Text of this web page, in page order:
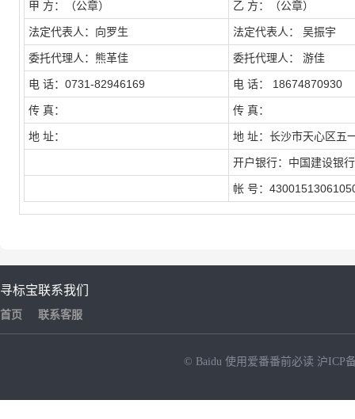
甲 方：（公章） 乙 方：（公章）
法定代表人：向罗生 法定代表人： 吴振宇
委托代理人：熊革佳 委托代理人： 游佳
电 话：0731-82946169 电 话： 18674870930
传 真： 传 真：
地 址： 地 址：长沙市天心区五
开户银行：中国建设银
帐 号：
寻标宝
首页
联系我们
联系客服
© Baidu 使用爱番番前必读 沪ICP